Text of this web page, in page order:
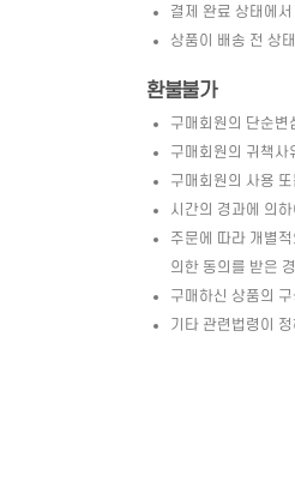
결제 완료 상태에
상품이 배송 전 상
환불불가
구매회원의 단순변
구매회원의 귀책사
구매회원의 사용
시간의 경과에 의
주문에 따라 개별
의한 동의를 받은
구매하신 상품의
기타 관련법령이